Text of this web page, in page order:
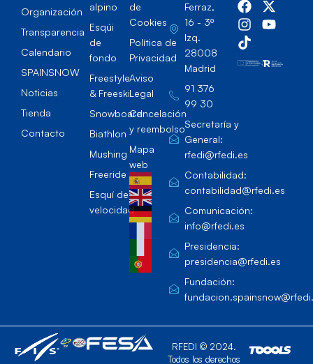
Organización
Transparencia
Calendario
SPAINSNOW
Noticias
Tienda
Contacto
alpino
Esqúi
de
fondo
Freestyle
& Freeski
Snowboard
Biathlon
Mushing
Freeride
Esquí de
velocidad
de
Cookies
Política de
Privacidad
Aviso
Legal
Cancelación
y reembolso
Mapa
web
Ferraz,
16 - 3º
Izq.
28008
Madrid
91 376
99 30
Secretaría y
General:
rfedi@rfedi.es
Contabilidad:
contabilidad@rfedi.es
Comunicación:
info@rfedi.es
Presidencia:
presidencia@rfedi.es
Fundación:
RFEDI © 2024.
Todos los derechos